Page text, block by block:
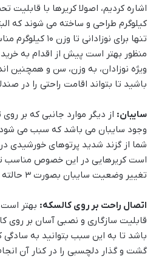
کیلوگرم طراحی و ساخته می شوند که
تنها برای
منظور بهتر است پیش از اقدام به
ویژه نوزادان، به وزن، سن و همچنین
باشید تا بتواند اقامت راحتی را در
سایبان: از دیگر موارد جانبی که بر
وجود سایبان می باشد که سبب می
شما از گزند شدید پرتوهای خورشیدی در
است کریرهایی در این خصوص مناسب
تغییر وضعیت سایبان بصورت 3 حالته برخوردار هستند.
اتصال راحت بر روی کالسکه: بهتر
قابلیت سازگاری و نصبی آسان بر روی
باشد تا به این سبب بتوانید به سادگی
گشت و گذار دلچسبی را در کنار آن